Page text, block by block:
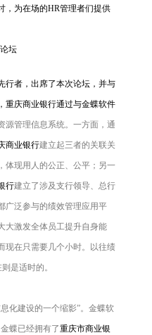
，为在场的HR管理者们提供
行者，出席了本次论坛，并与
重庆商业银行通过与金蝶软件
源管理信息系统。一方面，通
商业银行建立起三者的关联关
体现用人的公正、公平；另一
行建立了涉及支行领导、总行
广泛参与的绩效管理应用平
大激发全体员工提升自身能
现在只需要几个小时。以往绩
是适时的。
化建设的一个缩影”。金蝶软
蝶已经拥有了重庆市商业银